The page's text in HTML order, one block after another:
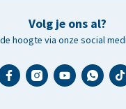
Volg je ons al?
hoogte via onze social